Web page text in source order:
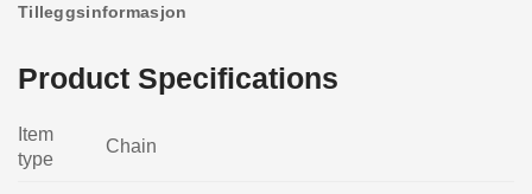
Tilleggsinformasjon
Product Specifications
Item
type
Chain